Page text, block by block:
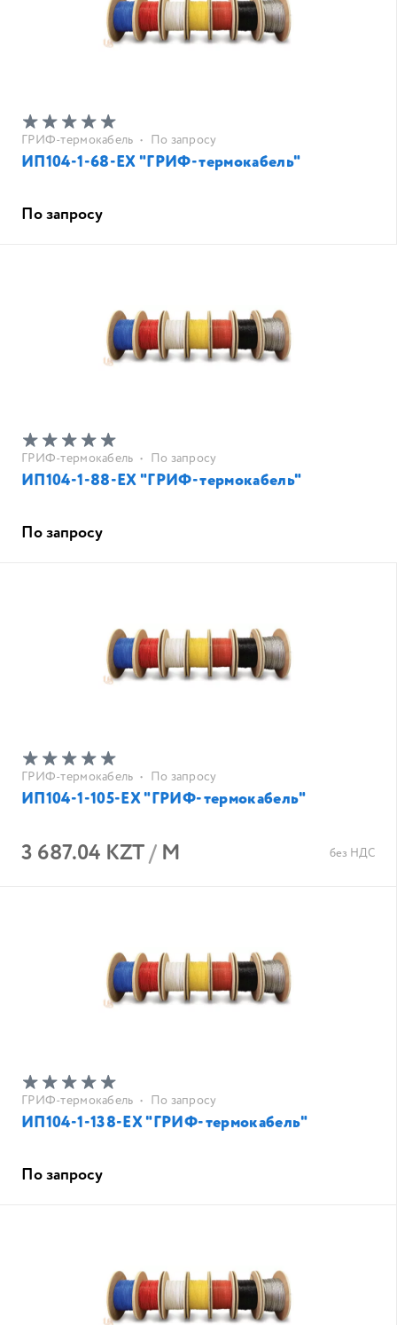
ГРИФ-термокабель • По запросу
ИП104-1-68-EX "ГРИФ-термокабель"
По запросу
ГРИФ-термокабель • По запросу
ИП104-1-88-EX "ГРИФ-термокабель"
По запросу
ГРИФ-термокабель • По запросу
ИП104-1-105-EX "ГРИФ-термокабель"
3 687.04 KZT/ М без НДС
ГРИФ-термокабель • По запросу
ИП104-1-138-EX "ГРИФ-термокабель"
По запросу